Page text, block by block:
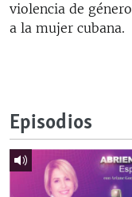
SER VIEJO EN CUBA
KENTU-CUBANO
LA INVASIÓN DE
SÍGUENOS
violencia de
a la mujer cubana.
Episodios